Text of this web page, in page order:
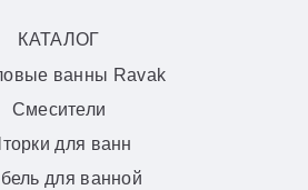
КАТАЛОГ
ванны Ravak
Смесители
для ванн
для ванной